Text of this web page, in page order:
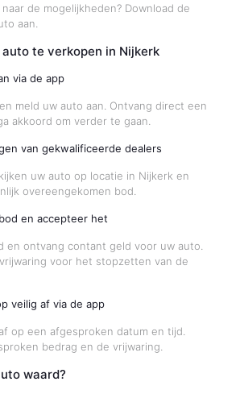
de mogelijkheden? Download de
aan.
te verkopen in Nijkerk
via de app
meld uw auto aan. Ontvang direct een
akkoord om verder te gaan.
van gekwalificeerde dealers
uw auto op locatie in Nijkerk en
overeengekomen bod.
en accepteer het
en ontvang contant geld voor uw auto.
voor het stopzetten van de
veilig af via de app
op een afgesproken datum en tijd.
bedrag en de vrijwaring.
waard?